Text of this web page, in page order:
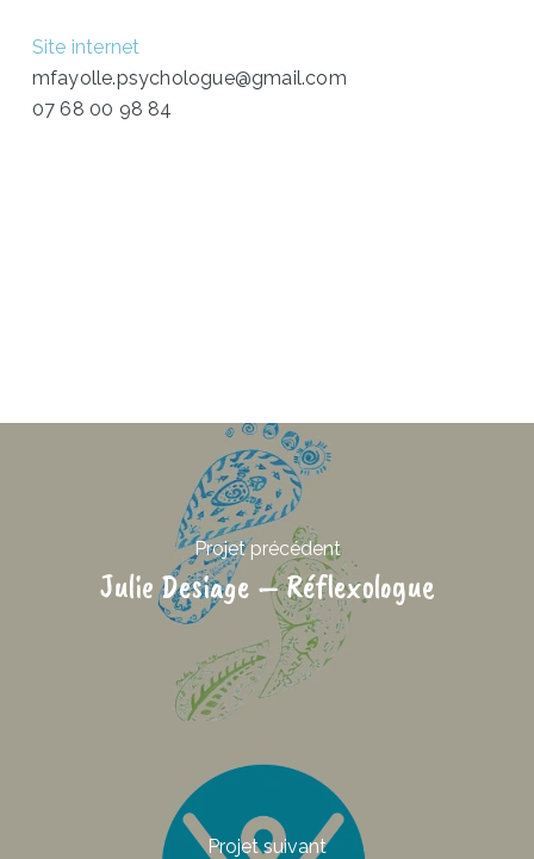
Site internet
mfayolle.psychologue@gmail.com
07 68 00 98 84
Projet précédent
Julie Desiage – Réflexologue
Projet suivant